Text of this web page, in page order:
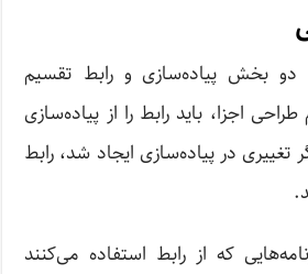
دو بخش پیاده‌سازی و رابط تقسیم
اجزا، باید رابط را از پیاده‌سازی
تغییری در پیاده‌سازی ایجاد شد، رابط
که از رابط استفاده می‌کنند